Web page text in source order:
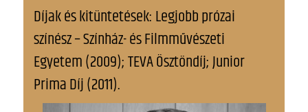
Díjak és kitüntetések: Legjobb prózai
színész – Színház- és Filmművészeti
Egyetem (2009); TEVA Ösztöndíj; Junior
Prima Díj (2011).